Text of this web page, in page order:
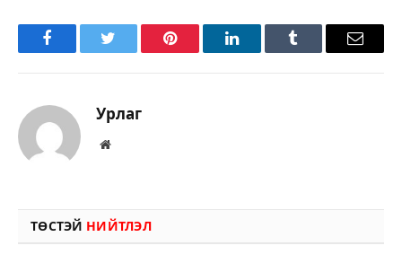
FacebookTwitter Pinterest LinkedInTumblr Имэйл
Урлаг
Вэбсайт
ТӨСТЭЙ НИЙТЛЭЛ